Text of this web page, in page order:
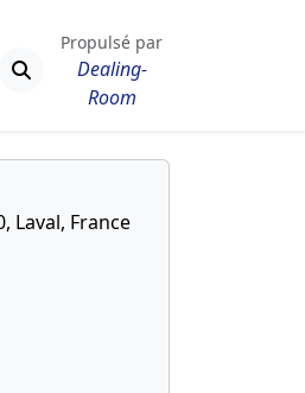
Propulsé par
Dealing-
Room
Laval, France